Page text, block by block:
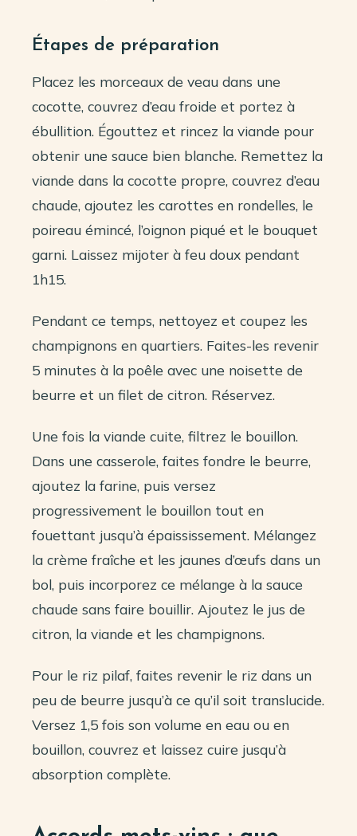
Étapes de préparation
Placez les morceaux de veau dans une
cocotte, couvrez d’eau froide et portez à
ébullition. Égouttez et rincez la viande pour
obtenir une sauce bien blanche. Remettez la
viande dans la cocotte propre, couvrez d’eau
chaude, ajoutez les carottes en rondelles, le
poireau émincé, l’oignon piqué et le bouquet
garni. Laissez mijoter à feu doux pendant
1h15.
Pendant ce temps, nettoyez et coupez les
champignons en quartiers. Faites-les revenir
5 minutes à la poêle avec une noisette de
beurre et un filet de citron. Réservez.
Une fois la viande cuite, filtrez le bouillon.
Dans une casserole, faites fondre le beurre,
ajoutez la farine, puis versez
progressivement le bouillon tout en
fouettant jusqu’à épaississement. Mélangez
la crème fraîche et les jaunes d’œufs dans un
bol, puis incorporez ce mélange à la sauce
chaude sans faire bouillir. Ajoutez le jus de
citron, la viande et les champignons.
Pour le riz pilaf, faites revenir le riz dans un
peu de beurre jusqu’à ce qu’il soit translucide.
Versez 1,5 fois son volume en eau ou en
bouillon, couvrez et laissez cuire jusqu’à
absorption complète.